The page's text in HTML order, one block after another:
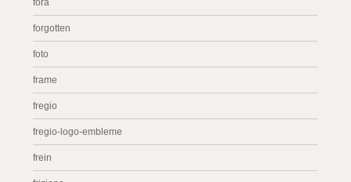
fora
forgotten
foto
frame
fregio
fregio-logo-embleme
frein